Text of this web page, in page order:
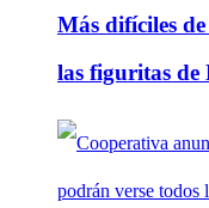
Más difíciles
las figuritas